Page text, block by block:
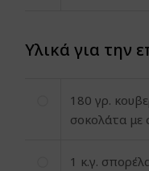
Υλικά για την
180 γρ.
σοκολάτα με
1 κ.γ.